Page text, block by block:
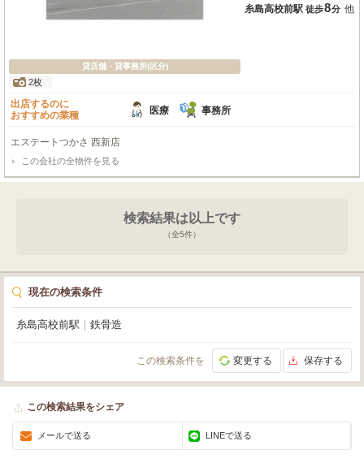
貸店舗・貸事務所(区分)
2枚
糸島高校前駅 徒歩8分 他
出店するのに
おすすめの業種
医療 事務所
エステートつかさ 西新店
この会社の全物件を見る
検索結果は以上です
（全5件）
現在の検索条件
糸島高校前駅 鉄骨造
この検索条件を 変更する 保存する
この検索結果をシェア
メールで送る LINEで送る